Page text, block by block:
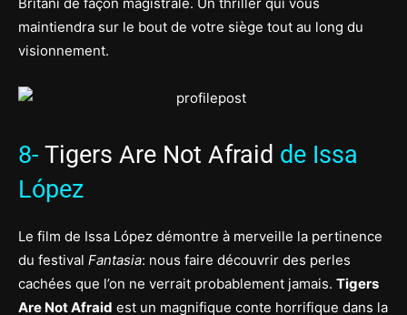
maintiendra sur le bout de votre siège tout au long du
visionnement.
8- Tigers Are Not Afraid de Issa
López
Le film de Issa López démontre à merveille la pertinence
du festival Fantasia: nous faire découvrir des perles
cachées que l’on ne verrait probablement jamais. Tigers
Are Not Afraid est un magnifique conte horrifique dans la